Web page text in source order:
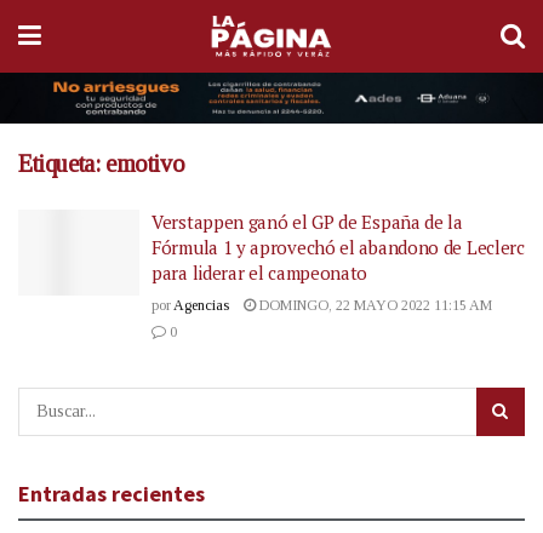
Etiqueta: emotivo
Verstappen ganó el GP de España de la
Fórmula 1 y aprovechó el abandono de Leclerc
para liderar el campeonato
por Agencias
DOMINGO, 22 MAYO 2022 11:15 AM
0
Entradas recientes